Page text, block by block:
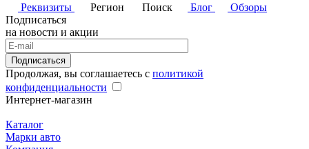
Реквизиты
Регион Поиск Блог
Обзоры
Подписаться
на новости и акции
Подписаться
Продолжая, вы соглашаетесь с политикой
конфиденциальности
Интернет-магазин
Каталог
Марки авто